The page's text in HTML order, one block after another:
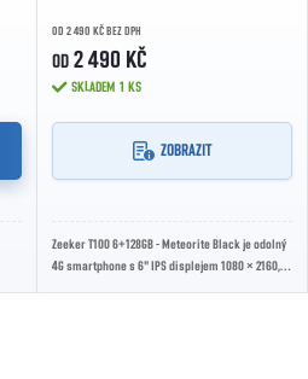
OD 2 490 KČ BEZ DPH
OD 2 490 KČ
SKLADEM 1 KS
ZOBRAZIT
Zeeker T100 6+128GB - Meteorite Black je odolný
4G smartphone s 6" IPS displejem 1080 × 2160,